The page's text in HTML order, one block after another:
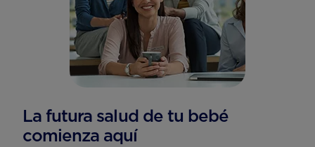
La futura salud de tu bebé
comienza aquí